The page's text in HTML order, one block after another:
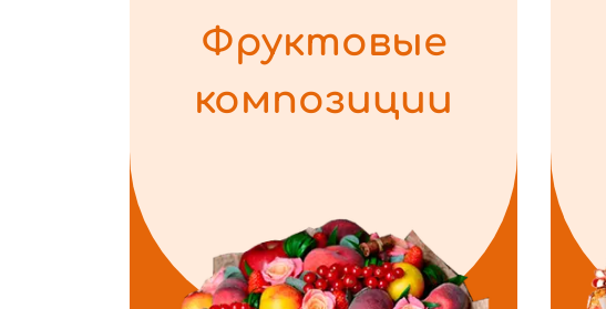
Фруктовые
композиции